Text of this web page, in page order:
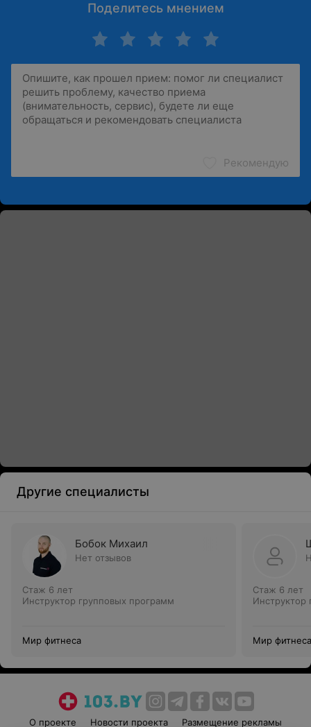
Поделитесь мнением
Рекомендую
Другие специалисты
Бобок Михаил
Нет отзывов
Стаж 6 лет
Инструктор групповых программ
Мир фитнеса
Стаж 6 лет
Инструктор
Мир фитнеса
О проекте Новости проекта Размещение рекламы